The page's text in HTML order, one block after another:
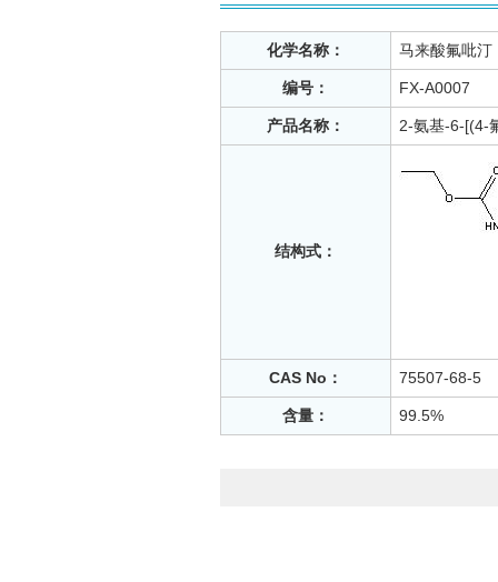
化学名称： 马来酸氟吡汀
编号： FX-A0007
产品名称： 2-氨基-6-[(4-
结构式：
CAS No： 75507-68-5
含量： 99.5%